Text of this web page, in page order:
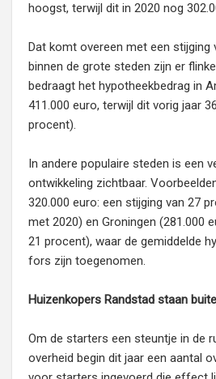
hoogst, terwijl dit in 2020 nog
Dat komt overeen met een stijging
binnen de grote steden zijn er
bedraagt het hypotheekbedrag in
411.000 euro, terwijl dit vorig jaar
procent).
In andere populaire steden is een
ontwikkeling zichtbaar.
320.000 euro: een stijging van 27
met 2020) en Groningen (281.000
21 procent), waar de gemiddelde
fors zijn toegenomen.
Huizenkopers Randstad staan
Om de starters een steuntje in de
overheid begin dit jaar een aantal